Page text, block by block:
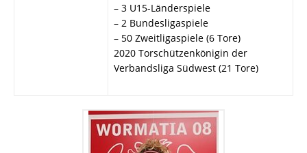
– 3 U15-Länderspiele
– 2 Bundesligaspiele
– 50 Zweitligaspiele (6 Tore)
2020 Torschützenkönigin der
Verbandsliga Südwest (21 Tore)